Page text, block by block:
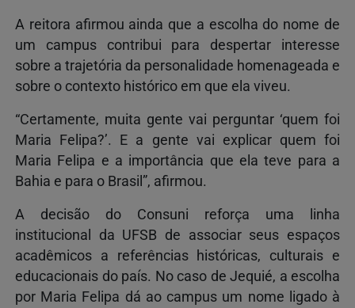
A reitora afirmou ainda que a escolha do nome de
um campus contribui para despertar interesse
sobre a trajetória da personalidade homenageada e
sobre o contexto histórico em que ela viveu.
“Certamente, muita gente vai perguntar ‘quem foi
Maria Felipa?’. E a gente vai explicar quem foi
Maria Felipa e a importância que ela teve para a
Bahia e para o Brasil”, afirmou.
A decisão do Consuni reforça uma linha
institucional da UFSB de associar seus espaços
acadêmicos a referências históricas, culturais e
educacionais do país. No caso de Jequié, a escolha
por Maria Felipa dá ao campus um nome ligado à